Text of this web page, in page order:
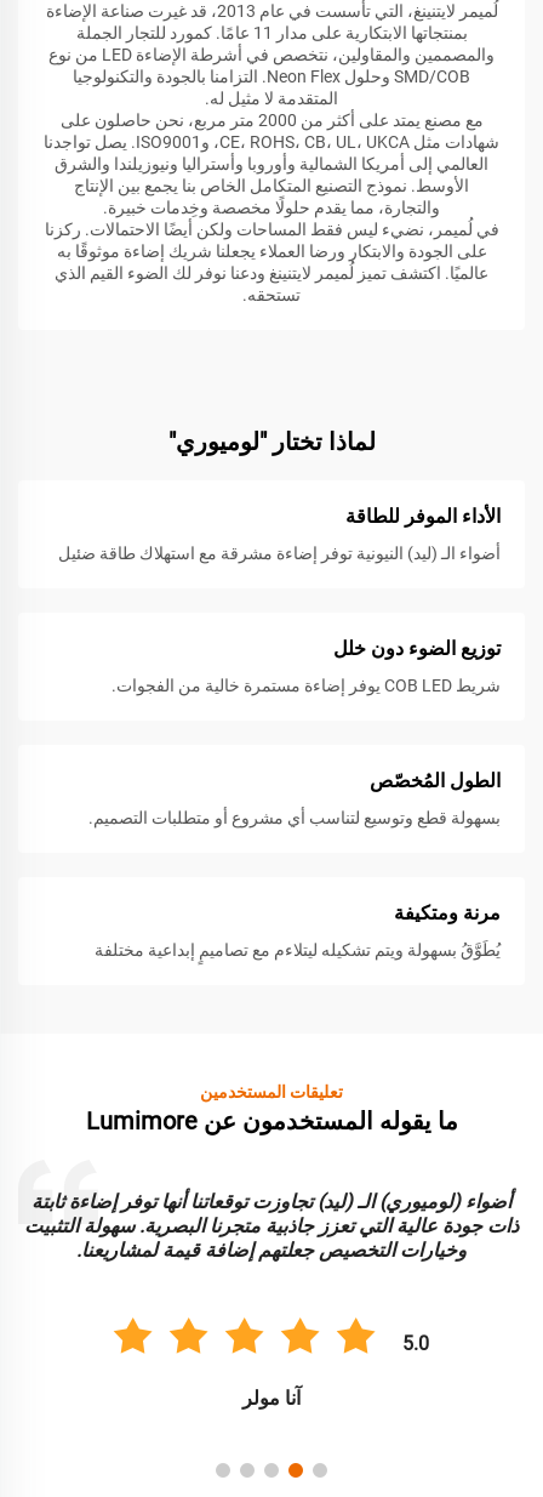
لُميمر لايتنينغ، التي تأسست في عام 2013، قد غيرت صناعة الإضاءة
بمنتجاتها الابتكارية على مدار 11 عامًا. كمورد للتجار الجملة
والمصممين والمقاولين، نتخصص في أشرطة الإضاءة LED من نوع
SMD/COB وحلول Neon Flex. التزامنا بالجودة والتكنولوجيا
المتقدمة لا مثيل له.
مع مصنع يمتد على أكثر من 2000 متر مربع، نحن حاصلون على
شهادات مثل CE، ROHS، CB، UL، UKCA، وISO9001. يصل تواجدنا
العالمي إلى أمريكا الشمالية وأوروبا وأستراليا ونيوزيلندا والشرق
الأوسط. نموذج التصنيع المتكامل الخاص بنا يجمع بين الإنتاج
والتجارة، مما يقدم حلولًا مخصصة وخِدمات خبيرة.
في لُميمر، نضيء ليس فقط المساحات ولكن أيضًا الاحتمالات. ركزنا
على الجودة والابتكار ورضا العملاء يجعلنا شريك إضاءة موثوقًا به
عالميًا. اكتشف تميز لُميمر لايتنينغ ودعنا نوفر لك الضوء القيم الذي
تستحقه.
لماذا تختار "لوميوري"
الأداء الموفر للطاقة
أضواء الـ (ليد) النيونية توفر إضاءة مشرقة مع استهلاك طاقة ضئيل
توزيع الضوء دون خلل
شريط COB LED يوفر إضاءة مستمرة خالية من الفجوات.
الطول المُخصّص
بسهولة قطع وتوسيع لتناسب أي مشروع أو متطلبات التصميم.
مرنة ومتكيفة
يُطَوَّقُ بسهولة ويتم تشكيله ليتلاءم مع تصاميمٍ إبداعية مختلفة
تعليقات المستخدمين
ما يقوله المستخدمون عن Lumimore
أضواء (لوميوري) الـ (ليد) تجاوزت توقعاتنا أنها توفر إضاءة ثابتة
ذات جودة عالية التي تعزز جاذبية متجرنا البصرية. سهولة التثبيت
وخيارات التخصيص جعلتهم إضافة قيمة لمشاريعنا.
5.0
آنا مولر